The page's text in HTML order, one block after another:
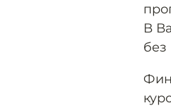
В
без